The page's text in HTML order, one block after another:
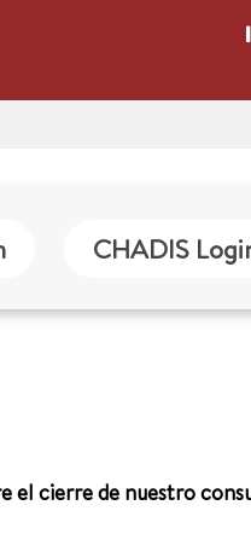
CHADIS
el cierre de nuestro